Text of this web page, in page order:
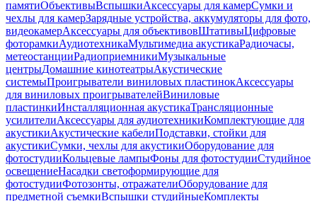
памятиОбъективыВспышкиАксессуары для камерСумки и
чехлы для камерЗарядные устройства, аккумуляторы для фото,
видеокамерАксессуары для объективовШтативыЦифровые
фоторамкиАудиотехникаМультимедиа акустикаРадиочасы,
метеостанцииРадиоприемникиМузыкальные
центрыДомашние кинотеатрыАкустические
системыПроигрыватели виниловых пластинокАксессуары
для виниловых проигрывателейВиниловые
пластинкиИнсталляционная акустикаТрансляционные
усилителиАксессуары для аудиотехникиКомплектующие для
акустикиАкустические кабелиПодставки, стойки для
акустикиСумки, чехлы для акустикиОборудование для
фотостудииКольцевые лампыФоны для фотостудииСтудийное
освещениеНасадки светоформирующие для
фотостудииФотозонты, отражателиОборудование для
предметной съемкиВспышки студийныеКомплекты